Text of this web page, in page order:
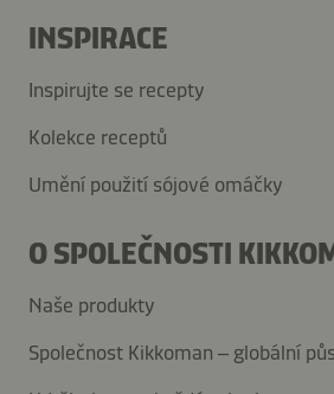
INSPIRACE
Inspirujte se recepty
Kolekce receptů
Umění použití sójové omáčky
O SPOLEČNOSTI
Naše produkty
Společnost Kikkoman – globální